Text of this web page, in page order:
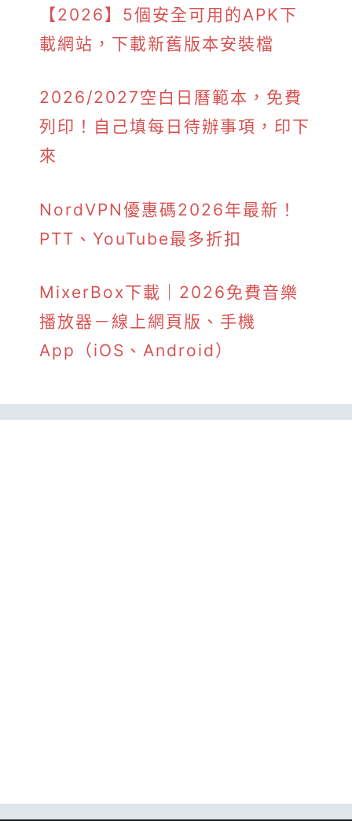
【2026】5個安全可用的APK下
載網站，下載新舊版本安裝檔
2026/2027空白日曆範本，免費
列印！自己填每日待辦事項，印下
來
NordVPN優惠碼2026年最新！
PTT、YouTube最多折扣
MixerBox下載｜2026免費音樂
播放器－線上網頁版、手機
App（iOS、Android）